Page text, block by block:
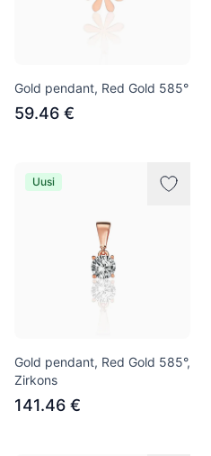
Gold pendant, Red Gold 585°
59.46 €
Uusi
Gold pendant, Red Gold 585°,
Zirkons
141.46 €